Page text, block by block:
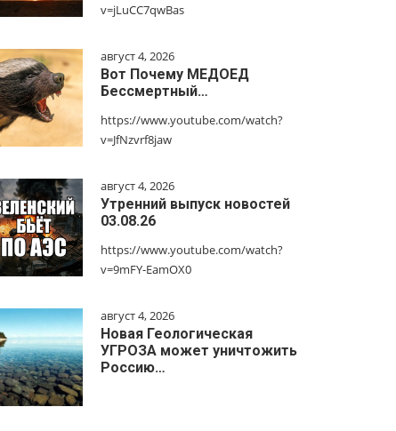
v=jLuCC7qwBas
август 4, 2026
Вот Почему МЕДОЕД
Бессмертный…
https://www.youtube.com/watch?
v=JfNzvrf8jaw
август 4, 2026
Утренний выпуск новостей
03.08.26
https://www.youtube.com/watch?
v=9mFY-EamOX0
август 4, 2026
Новая Геологическая
УГРОЗА может уничтожить
Россию…